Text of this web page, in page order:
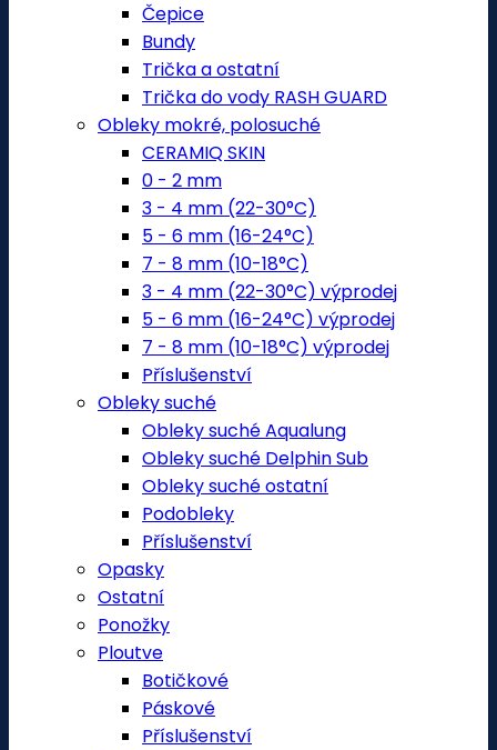
Čepice
Bundy
Trička a ostatní
Trička do vody RASH GUARD
Obleky mokré, polosuché
CERAMIQ SKIN
0 - 2 mm
3 - 4 mm (22-30°C)
5 - 6 mm (16-24°C)
7 - 8 mm (10-18°C)
3 - 4 mm (22-30°C) výprodej
5 - 6 mm (16-24°C) výprodej
7 - 8 mm (10-18°C) výprodej
Příslušenství
Obleky suché
Obleky suché Aqualung
Obleky suché Delphin Sub
Obleky suché ostatní
Podobleky
Příslušenství
Opasky
Ostatní
Ponožky
Ploutve
Botičkové
Páskové
Příslušenství